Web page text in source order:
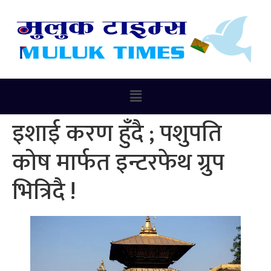
इशाई करण हुँदै ; पशुपति
कोष मार्फत इन्टरफेथ ग्रुप
भित्रिदै !